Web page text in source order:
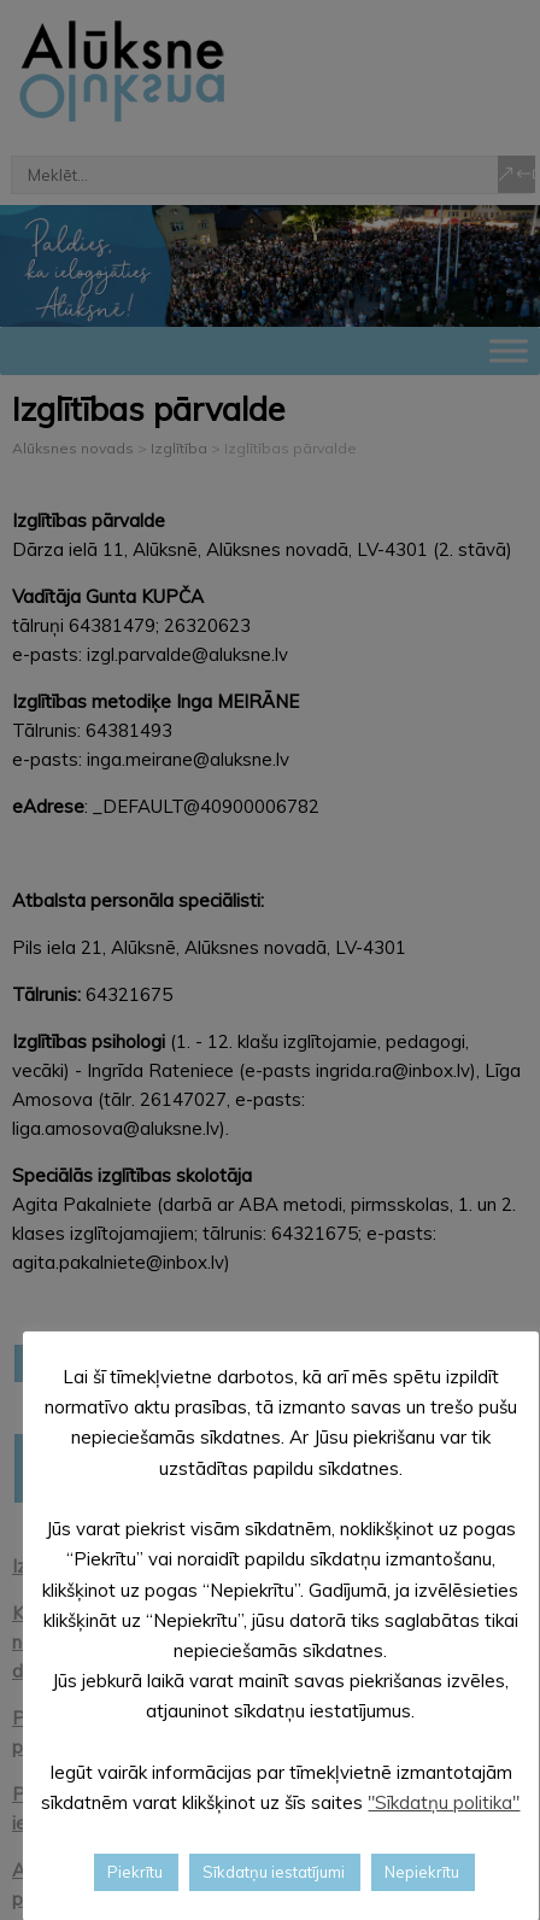
Izglītības pārvalde
Alūksnes novads > Izglītība > Izglītības pārvalde
Izglītības pārvalde
Dārza ielā 11, Alūksnē, Alūksnes novadā, LV-4301 (2. stāvā)
Vadītāja Gunta KUPČA
tālruņi 64381479; 26320623
e-pasts: izgl.parvalde@aluksne.lv
Izglītības metodiķe Inga MEIRĀNE
Tālrunis: 64381493
e-pasts: inga.meirane@aluksne.lv
eAdrese: _DEFAULT@40900006782
Atbalsta personāla speciālisti:
Pils iela 21, Alūksnē, Alūksnes novadā, LV-4301
Tālrunis: 64321675
Izglītības psihologi (1. - 12. klašu izglītojamie, pedagogi,
vecāki) - Ingrīda Rateniece (e-pasts ingrida.ra@inbox.lv), Līga
Amosova (tālr. 26147027, e-pasts:
liga.amosova@aluksne.lv).
Speciālās izglītības skolotāja
Agita Pakalniete (darbā ar ABA metodi, pirmsskolas, 1. un 2.
klases izglītojamajiem; tālrunis: 64321675; e-pasts:
agita.pakalniete@inbox.lv)
STEM un pilsoniskās līdzdalības norises plašākai izglītības
pieredzei un karjeras izvēlei
Izglītības pārvaldes nolikums
Kārtība, kādā sadala valsts budžeta mērķdotāciju Alūksnes
novada pašvaldības vispārējās Izglītības iestādēm pedagogu
darba samaksai
Pedagogu profesionālās kompetences pilnveides
programmu saskaņošanas kārtība
Priekšlaicīgas mācību pārtraukšanas prevencijas sistēma un
ieviešanas plāns
Alūksnes novada pašvaldības Bērnu tiesību aizsardzības
programma 2024. - 2028. gadam
Lai šī tīmekļvietne darbotos, kā arī mēs spētu izpildīt
normatīvo aktu prasības, tā izmanto savas un trešo pušu
nepieciešamās sīkdatnes. Ar Jūsu piekrišanu var tik
uzstādītas papildu sīkdatnes.
Jūs varat piekrist visām sīkdatnēm, noklikšķinot uz pogas
“Piekrītu” vai noraidīt papildu sīkdatņu izmantošanu,
klikšķinot uz pogas “Nepiekrītu”. Gadījumā, ja izvēlēsieties
klikšķināt uz “Nepiekrītu”, jūsu datorā tiks saglabātas tikai
nepieciešamās sīkdatnes.
Jūs jebkurā laikā varat mainīt savas piekrišanas izvēles,
atjauninot sīkdatņu iestatījumus.
Iegūt vairāk informācijas par tīmekļvietnē izmantotajām
sīkdatnēm varat klikšķinot uz šīs saites "Sīkdatņu politika"
Piekrītu Sīkdatņu iestatījumi Nepiekrītu